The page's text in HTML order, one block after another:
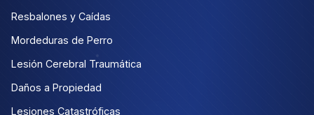
Resbalones y Caídas
Mordeduras de Perro
Lesión Cerebral Traumática
Daños a Propiedad
Lesiones Catastróficas